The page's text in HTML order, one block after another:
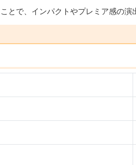
とで、インパクトやプレミア感の演